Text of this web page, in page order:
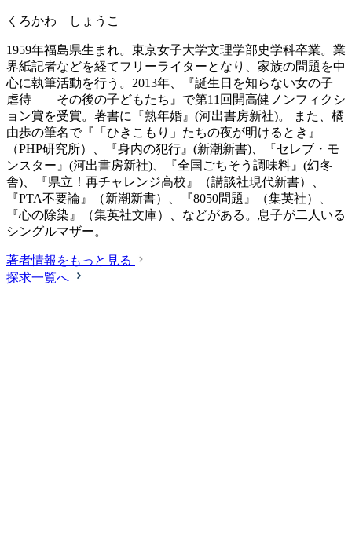
くろかわ しょうこ
1959年福島県生まれ。東京女子大学文理学部史学科卒業。業
界紙記者などを経てフリーライターとなり、家族の問題を中
心に執筆活動を行う。2013年、『誕生日を知らない女の子
虐待――その後の子どもたち』で第11回開高健ノンフィクシ
ョン賞を受賞。著書に『熟年婚』(河出書房新社)。 また、橘
由歩の筆名で『「ひきこもり」たちの夜が明けるとき』
（PHP研究所）、『身内の犯行』(新潮新書)、『セレブ・モ
ンスター』(河出書房新社)、『全国ごちそう調味料』(幻冬
舎)、『県立！再チャレンジ高校』（講談社現代新書）、
『PTA不要論』（新潮新書）、『8050問題』（集英社）、
『心の除染』（集英社文庫）、などがある。息子が二人いる
シングルマザー。
著者情報をもっと見る
探求一覧へ